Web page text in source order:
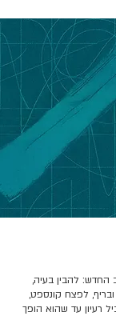
החדש: להבין בעיה,
לפצח קונספט,
רעיון עד שהוא הופך